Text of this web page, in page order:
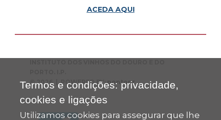
ACEDA AQUI
© 2026 | POWERED BY:pontopr
Termos e condições: privacidade,
cookies e ligações
Utilizamos cookies para assegurar que lhe